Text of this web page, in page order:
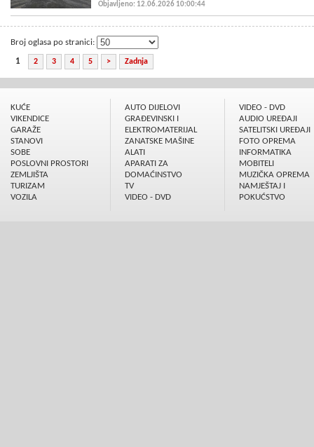
Objavljeno: 12.06.2026 10:00:44
Broj oglasa po stranici:
1 2 3 4 5 > Zadnja
KUĆE
VIKENDICE
GARAŽE
STANOVI
SOBE
POSLOVNI PROSTORI
ZEMLJIŠTA
TURIZAM
VOZILA
AUTO DIJELOVI
GRAÐEVINSKI I
ELEKTROMATERIJAL
ZANATSKE MAŠINE
ALATI
APARATI ZA
DOMAĆINSTVO
TV
VIDEO - DVD
VIDEO - DVD
AUDIO UREÐAJI
SATELITSKI UREÐAJI
FOTO OPREMA
INFORMATIKA
MOBITELI
MUZIČKA OPREMA
NAMJEŠTAJ I
POKUĆSTVO